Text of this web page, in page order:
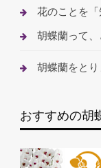
花のことを「
胡蝶蘭って、
胡蝶蘭をと
おすすめの胡